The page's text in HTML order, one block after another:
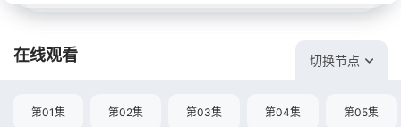
在线观看 切换节点
第01集 第02集 第03集 第04集 第05集